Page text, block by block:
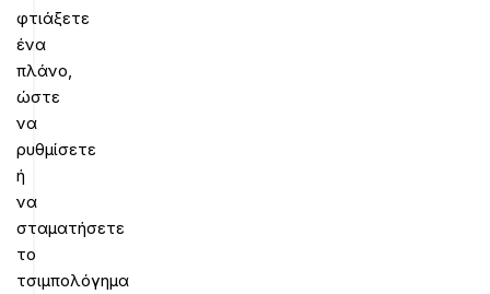
φτιάξετε
ένα
πλάνο,
ώστε
να
ρυθμίσετε
ή
να
σταματήσετε
το
τσιμπολόγημα